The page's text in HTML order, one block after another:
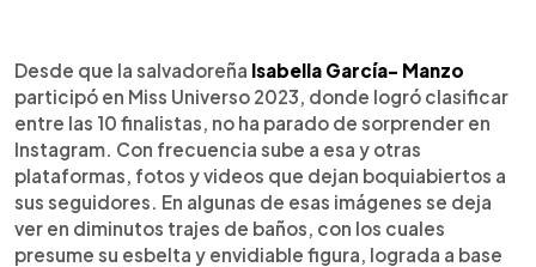
Escuchar artículo
Desde que la salvadoreña Isabella García- Manzo
participó en Miss Universo 2023, donde logró clasificar
entre las 10 finalistas, no ha parado de sorprender en
Instagram. Con frecuencia sube a esa y otras
plataformas, fotos y videos que dejan boquiabiertos a
sus seguidores. En algunas de esas imágenes se deja
ver en diminutos trajes de baños, con los cuales
presume su esbelta y envidiable figura, lograda a base